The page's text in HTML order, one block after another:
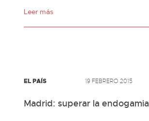
Leer más
EL PAÍS 19 FEBRERO 2015
Madrid: superar la endogamia